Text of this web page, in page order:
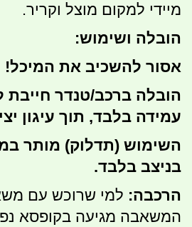
מיידי למקום מוצל וקריר.
הובלה ושימוש:
אסור להשכיב את המיכל!
הובלה ברכב/טנדר
עמידה בלבד, תוך עיגון
השימוש (תדלוק) מותר
בניצב בלבד.
הרכבה: למי שרוכש עם
המשאבה מגיעה בקופסא